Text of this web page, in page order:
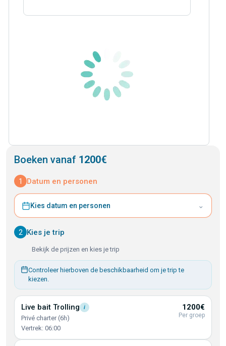
Boeken vanaf 1200€
1 Datum en personen
Kies datum en personen ⌄
2 Kies je trip
Bekijk de prijzen en kies je trip
Controleer hierboven de beschikbaarheid om je trip te
kiezen.
Live bait Trolling i
Privé charter (6h)
Vertrek: 06:00
1200€
Per groep